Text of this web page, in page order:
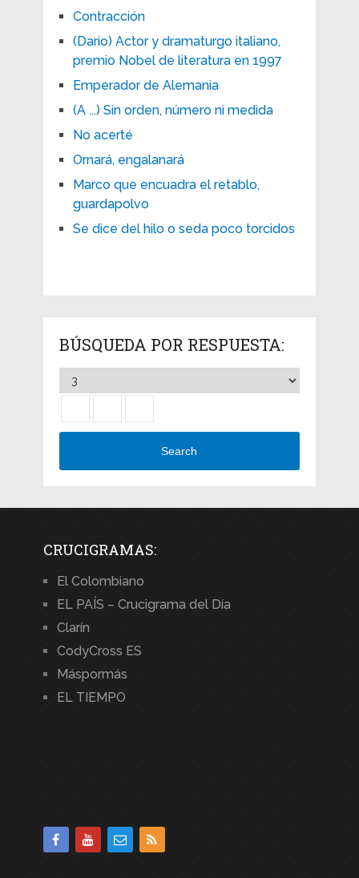
Contracción
(Dario) Actor y dramaturgo italiano,
premio Nobel de literatura en 1997
Emperador de Alemania
(A ...) Sin orden, número ni medida
No acerté
Ornará, engalanará
Marco que encuadra el retablo,
guardapolvo
Se dice del hilo o seda poco torcidos
BÚSQUEDA POR RESPUESTA:
Search
CRUCIGRAMAS:
El Colombiano
EL PAÍS – Crucigrama del Día
Clarín
CodyCross ES
Máspormás
EL TIEMPO